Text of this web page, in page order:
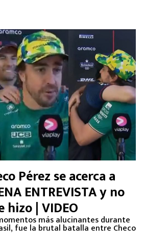
Pérez se acerca a
ENTREVISTA y no
hizo | VIDEO
más alucinantes durante
fue la brutal batalla entre Checo